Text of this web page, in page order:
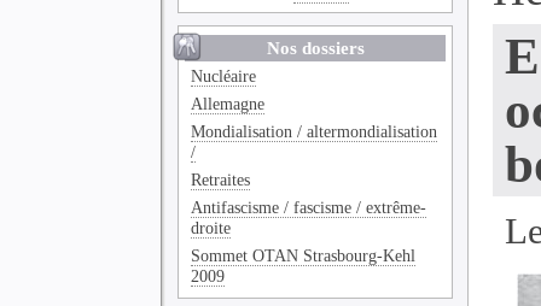
Nos dossiers
Nucléaire
Allemagne
Mondialisation / altermondialisation
/
Retraites
Antifascisme / fascisme / extrême-
droite
Sommet OTAN Strasbourg-Kehl
2009